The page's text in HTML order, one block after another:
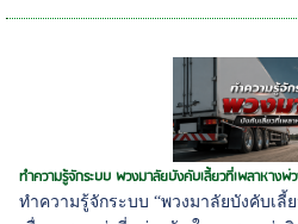
ทำความรู้จักระบบ พวงมาลัยบังคับเลี้ยวที่เพลาหางพ่
ทำความรู้จักระบบ “พวงมาลัยบังคับเลี้